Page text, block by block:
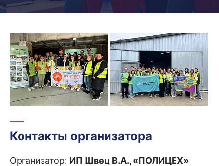
Контакты организатора
Организатор: ИП Швец В.А., «ПОЛИЦЕХ»